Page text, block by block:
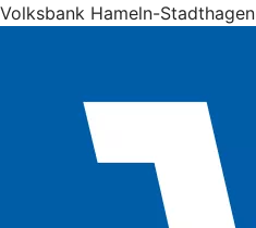
Volksbank Hameln-Stadthagen